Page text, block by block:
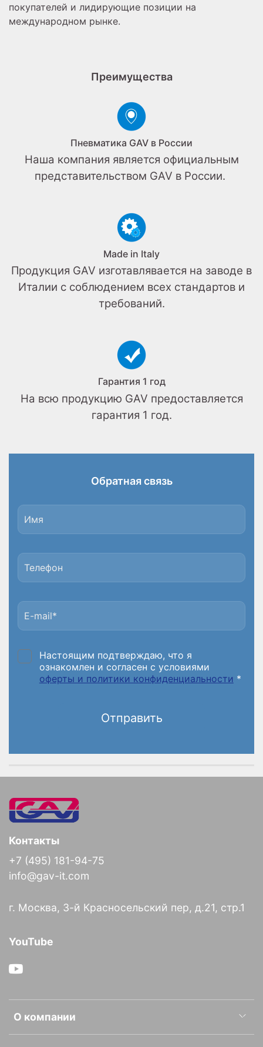
покупателей и лидирующие позиции на
международном рынке.
Преимущества
Пневматика GAV в России
Наша компания является официальным
представительством GAV в России.
Made in Italy
Продукция GAV изготавлявается на заводе в
Италии с соблюдением всех стандартов и
требований.
Гарантия 1 год
На всю продукцию GAV предоставляется
гарантия 1 год.
Обратная связь
Настоящим подтверждаю, что я
ознакомлен и согласен с условиями
оферты и политики конфиденциальности *
Отправить
О компании
Контакты
+7 (495) 181-94-75
info@gav-it.com
г. Москва, 3-й Красносельский пер, д.21, стр.1
YouTube